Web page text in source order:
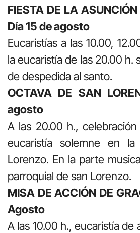
FIESTA DE LA
Día 15 de agosto
Eucaristías a las 10.00,
la eucaristía de las 20.00 h.
de despedida al santo.
OCTAVA DE SAN
agosto
A las 20.00 h.,
eucaristía solemne en
Lorenzo. En la parte
parroquial de san Lorenzo.
MISA DE ACCIÓN DE
Agosto
A las 10.00 h., eucaristía de